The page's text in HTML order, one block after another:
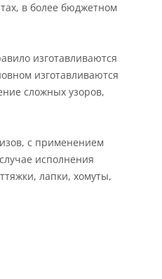
в более бюджетном
изготавливаются
изготавливаются
сложных узоров,
с применением
исполнения
лапки, хомуты,